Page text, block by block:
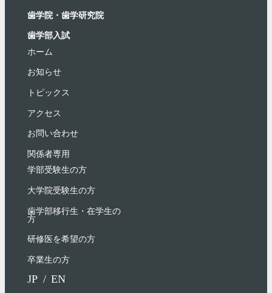
歯学院・⻭学研究院
歯学部入試
ホーム
お知らせ
トピックス
アクセス
お問い合わせ
関係者専用
学部受験⽣の⽅
大学院受験生の方
歯学部移行生・在学⽣の
⽅
研修医を希望の方
卒業生の方
JP EN